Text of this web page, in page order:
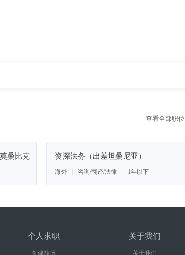
查看全部职位
桑比克
月
资深法务（出差坦桑尼亚）
3000~5000/月
海外 咨询/翻译/法律 1年以下
个人求职
创建简历
关于我们
关于我们